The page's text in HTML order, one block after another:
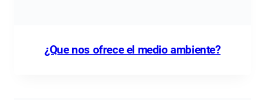
¿Que nos ofrece el medio ambiente?